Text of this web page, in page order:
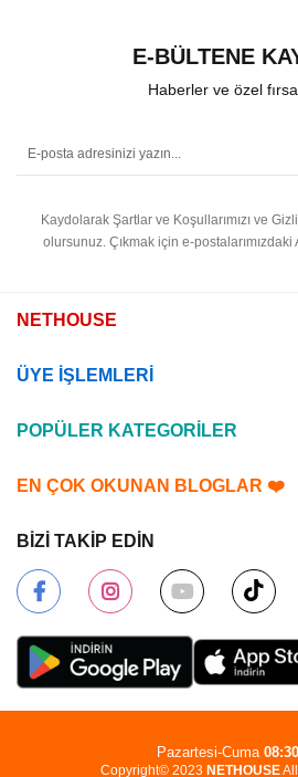
E-BÜLTENE
Haberler ve özel
Kaydolarak Şartlar ve Koşullarımızı ve
olursunuz. Çıkmak için e-postalarımızdaki
NETHOUSE
ÜYE İŞLEMLERİ
POPÜLER KATEGORİLER
EN ÇOK OKUNAN BLOGLAR ❤️
BİZİ TAKİP EDİN
Copyright© 2023 NETHOUSE
Pazartesi-Cuma